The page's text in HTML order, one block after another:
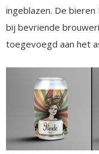
ingeblazen. De
bij bevriende
toegevoegd aan het